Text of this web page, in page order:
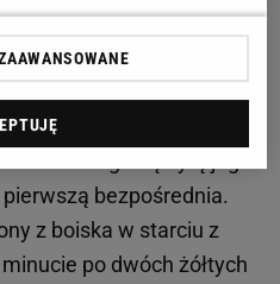
Wystąpił w sumie w
bezpośrednia.
z boiska w starciu z
po dwóch żółtych